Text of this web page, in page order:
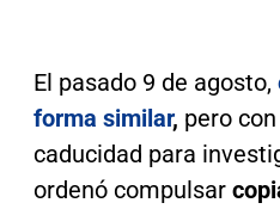
El pasado 9 de agosto,
forma similar, pero
caducidad para
ordenó compulsar